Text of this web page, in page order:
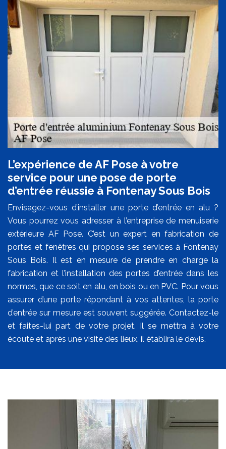
L’expérience de AF Pose à votre
service pour une pose de porte
d’entrée réussie à Fontenay Sous Bois
Envisagez-vous d’installer une porte d’entrée en alu ?
Vous pourrez vous adresser à l’entreprise de menuiserie
extérieure AF Pose. C’est un expert en fabrication de
portes et fenêtres qui propose ses services à Fontenay
Sous Bois. Il est en mesure de prendre en charge la
fabrication et l’installation des portes d’entrée dans les
normes, que ce soit en alu, en bois ou en PVC. Pour vous
assurer d’une porte répondant à vos attentes, la porte
d’entrée sur mesure est souvent suggérée. Contactez-le
et faites-lui part de votre projet. Il se mettra à votre
écoute et après une visite des lieux, il établira le devis.